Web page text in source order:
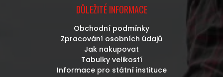
DŮLEŽITÉ INFORMACE
Obchodní podmínky
Zpracování osobních údajů
Jak nakupovat
Tabulky velikostí
Informace pro státní instituce